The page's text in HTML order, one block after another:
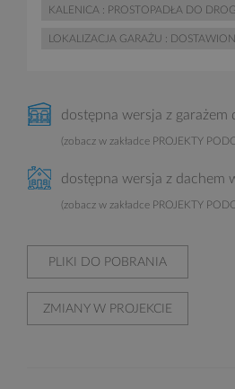
KALENICA : PROSTOPADŁA DO DROGI
LOKALIZACJA GARAŻU :
dostępna wersja z
(zobacz w zakładce PROJEKTY
dostępna wersja z dachem
(zobacz w zakładce PROJEKTY
PLIKI DO POBRANIA
ZMIANY W PROJEKCIE